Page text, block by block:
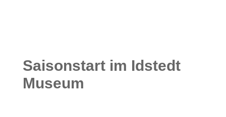
Saisonstart im Idstedt
Museum